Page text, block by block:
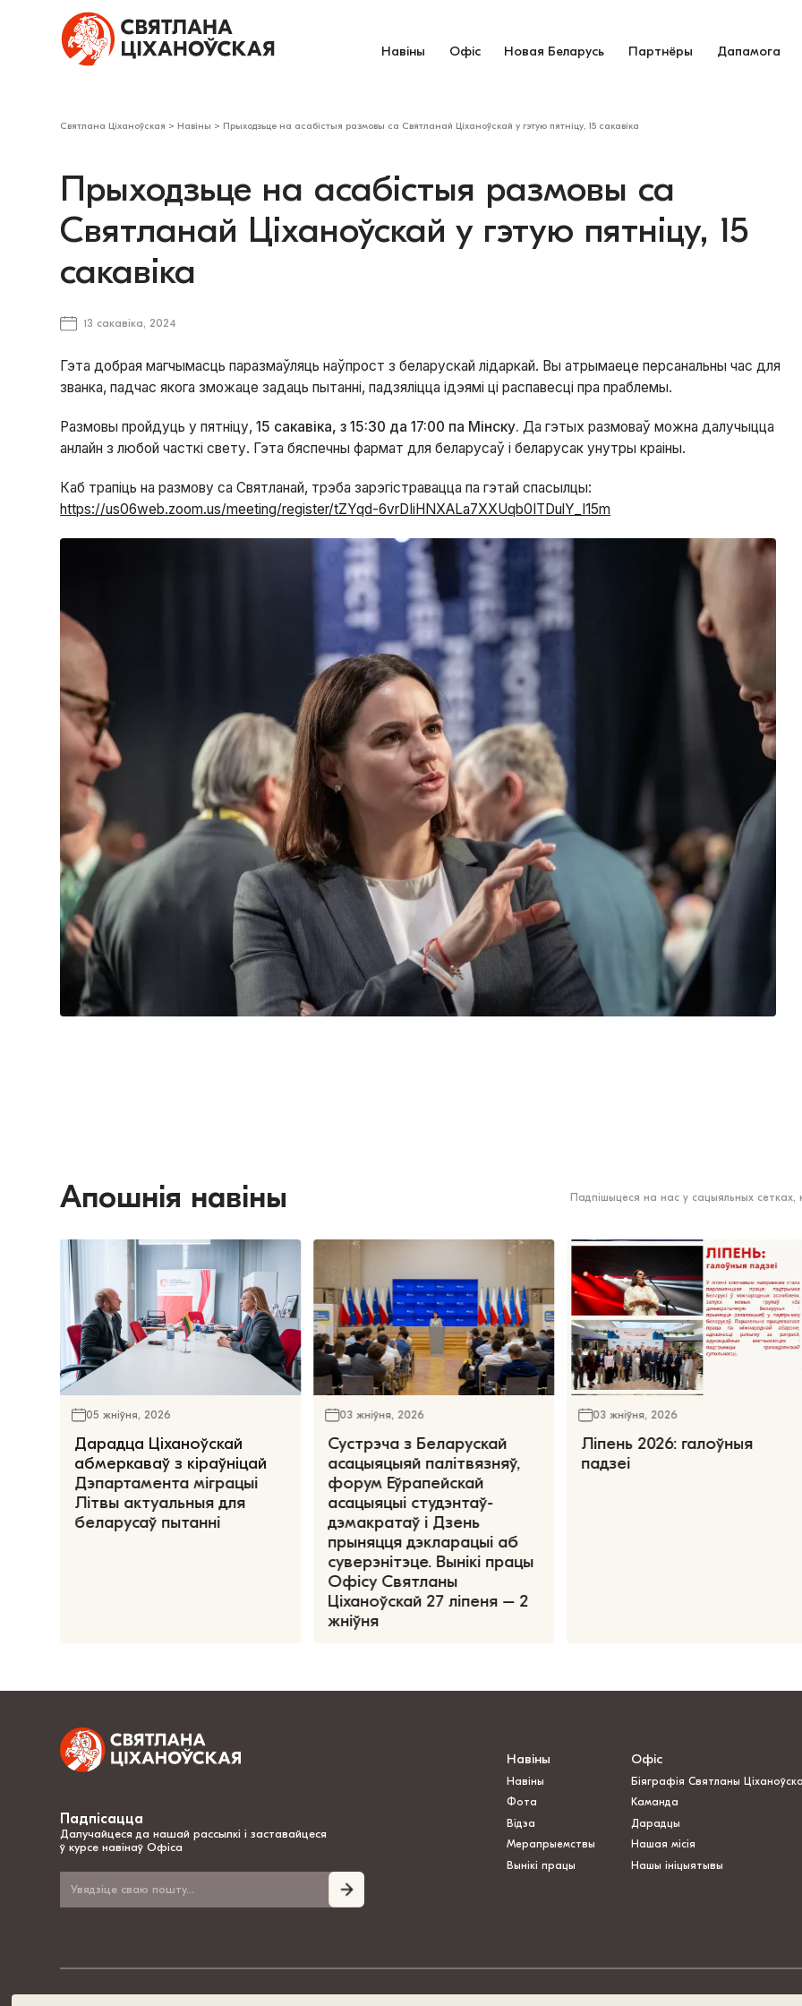
Навіны Офіс Новая Беларусь Партнёры Дапамога
Святлана Ціханоўская > Навіны > Прыходзьце на асабістыя размовы са Святланай Ціханоўскай у гэтую пятніцу, 15 сакавіка
Прыходзьце на асабістыя размовы са
Святланай Ціханоўскай у гэтую пятніцу, 15
сакавіка
13 сакавіка, 2024
Гэта добрая магчымасць паразмаўляць наўпрост з беларускай лідаркай. Вы атрымаеце персанальны час для
званка, падчас якога зможаце задаць пытанні, падзяліцца ідэямі ці распавесці пра праблемы.
Размовы пройдуць у пятніцу,15 сакавіка, з 15:30 да 17:00 па Мінску. Да гэтых размоваў можна далучыцца
анлайн з любой часткі свету. Гэта бяспечны фармат для беларусаў і беларусак унутры краіны.
Каб трапіць на размову са Святланай, трэба зарэгістравацца па гэтай спасылцы:
https://us06web.zoom.us/meeting/register/tZYqd-6vrDIiHNXALa7XXUqb0ITDulY_I15m
Апошнія навіны Падпішыцеся на нас у сацыяльных
05 жніўня, 2026
Дарадца Ціханоўскай
абмеркаваў з кіраўніцай
Дэпартамента міграцыі
Літвы актуальныя для
беларусаў пытанні
03 жніўня, 2026
Сустрэча з Беларускай
асацыяцыяй палітвязняў,
форум Еўрапейскай
асацыяцыі студэнтаў-
дэмакратаў і Дзень
прыняцця дэкларацыі аб
суверэнітэце. Вынікі працы
Офісу Святланы
Ціханоўскай 27 ліпеня – 2
жніўня
03 жніўня, 2026
Ліпень 2026: галоўныя
падзеі
Падпісацца
Далучайцеся да нашай рассылкі і заставайцеся
ў курсе навінаў Офіса
Навіны
Навіны
Фота
Відэа
Мерапрыемствы
Вынікі працы
Офіс
Біяграфія Святланы
Каманда
Дарадцы
Нашая місія
Нашы ініцыятывы